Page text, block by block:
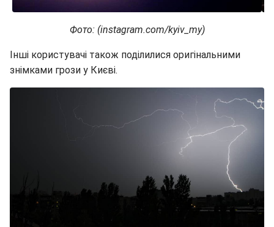
Фото: (instagram.com/kyiv_my)
Інші користувачі також поділилися оригінальними
знімками грози у Києві.